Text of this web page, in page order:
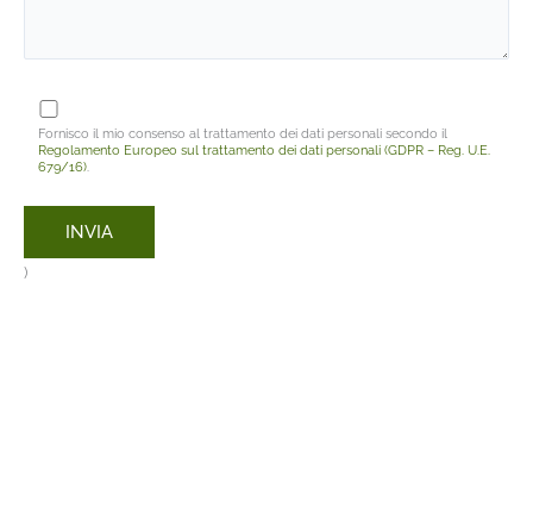
Fornisco il mio consenso al trattamento dei dati personali secondo il
Regolamento Europeo sul trattamento dei dati personali (GDPR – Reg. U.E.
679/16).
)